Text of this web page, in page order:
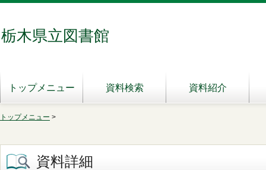
栃木県立図書館
トップメニュー 資料検索 資料紹介
トップメニュー >
資料詳細